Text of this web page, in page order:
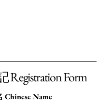
Form
Chinese Name